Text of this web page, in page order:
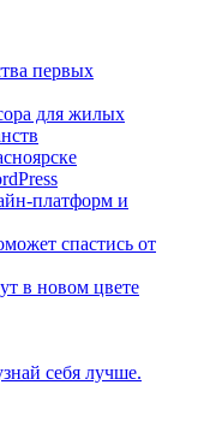
первых
для жилых
платформ и
спастись от
в новом цвете
себя лучше.